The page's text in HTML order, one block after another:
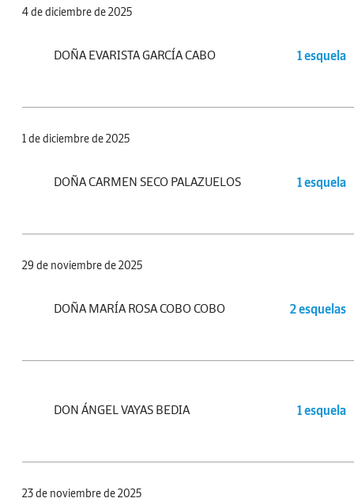
4 de diciembre de 2025
DOÑA EVARISTA GARCÍA CABO 1 esquela
1 de diciembre de 2025
DOÑA CARMEN SECO PALAZUELOS 1 esquela
29 de noviembre de 2025
DOÑA MARÍA ROSA COBO COBO 2 esquelas
DON ÁNGEL VAYAS BEDIA 1 esquela
23 de noviembre de 2025